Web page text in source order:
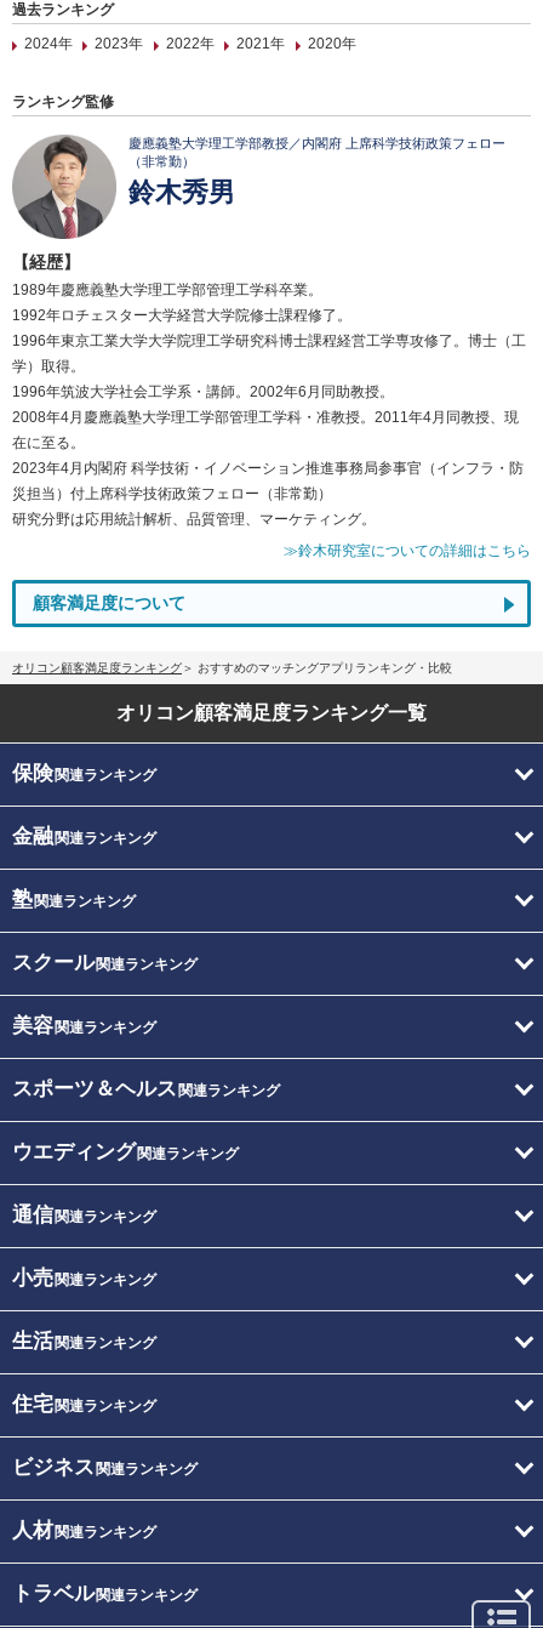
過去ランキング
2024年
2023年 2022年 2021年 2020年
ランキング監修
慶應義塾大学理工学部教授／内閣府 上席科学技術政策フェロー
（非常勤）
鈴木秀男
【経歴】
1989年慶應義塾大学理工学部管理工学科卒業。
1992年ロチェスター大学経営大学院修士課程修了。
1996年東京工業大学大学院理工学研究科博士課程経営工学専攻修了。博士（工
学）取得。
1996年筑波大学社会工学系・講師。2002年6月同助教授。
2008年4月慶應義塾大学理工学部管理工学科・准教授。2011年4月同教授、現
在に至る。
2023年4月内閣府 科学技術・イノベーション推進事務局参事官（インフラ・防
災担当）付上席科学技術政策フェロー（非常勤）
研究分野は応用統計解析、品質管理、マーケティング。
≫鈴木研究室についての詳細はこちら
顧客満足度について
オリコン顧客満足度ランキング おすすめのマッチングアプリランキング・比較
オリコン顧客満足度ランキング一覧
保険関連ランキング
金融関連ランキング
塾関連ランキング
スクール関連ランキング
美容関連ランキング
スポーツ＆ヘルス 関連ランキング
ウエディング関連ランキング
通信関連ランキング
小売関連ランキング
生活関連ランキング
住宅関連ランキング
ビジネス 関連ランキング
人材関連ランキング
トラベル関連ランキング